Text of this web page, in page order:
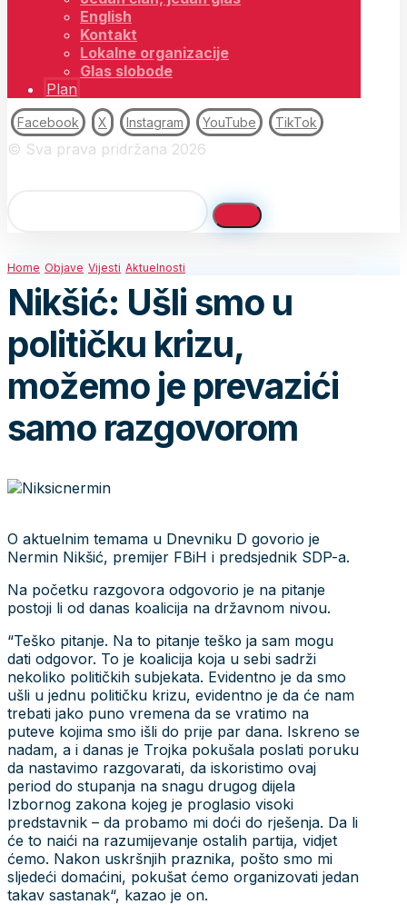
English
Kontakt
Lokalne organizacije
Glas slobode
Plan
Facebook X Instagram YouTube TikTok
© Sva prava pridržana 2026
Home Objave Vijesti Aktuelnosti
Nikšić: Ušli smo u
političku krizu,
možemo je prevazići
samo razgovorom
O aktuelnim temama u Dnevniku D govorio je
Nermin Nikšić, premijer FBiH i predsjednik SDP-a.
Na početku razgovora odgovorio je na pitanje
postoji li od danas koalicija na državnom nivou.
“Teško pitanje. Na to pitanje teško ja sam mogu
dati odgovor. To je koalicija koja u sebi sadrži
nekoliko političkih subjekata. Evidentno je da smo
ušli u jednu političku krizu, evidentno je da će nam
trebati jako puno vremena da se vratimo na
puteve kojima smo išli do prije par dana. Iskreno se
nadam, a i danas je Trojka pokušala poslati poruku
da nastavimo razgovarati, da iskoristimo ovaj
period do stupanja na snagu drugog dijela
Izbornog zakona kojeg je proglasio visoki
predstavnik – da probamo mi doći do rješenja. Da li
će to naići na razumijevanje ostalih partija, vidjet
ćemo. Nakon uskršnjih praznika, pošto smo mi
sljedeći domaćini, pokušat ćemo organizovati jedan
takav sastanak“, kazao je on.